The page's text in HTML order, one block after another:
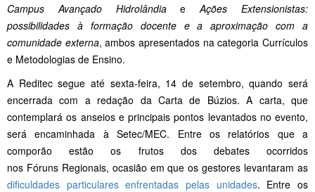
Campus Avançado HidrolândiaeAções Extensionistas:
possibilidades à formação docente e a aproximação com a
comunidade externa, ambos apresentados na categoria Currículos
e Metodologias de Ensino.
A Reditec segue até sexta-feira, 14 de setembro, quando será
encerrada com a redação da Carta de Búzios. A carta, que
contemplará os anseios e principais pontos levantados no evento,
será encaminhada à Setec/MEC. Entre os relatórios que a
comporão estão os frutos dos debates ocorridos
nos Fóruns Regionais, ocasião em que os gestores levantaram as
dificuldades particulares enfrentadas pelas unidades. Entre os